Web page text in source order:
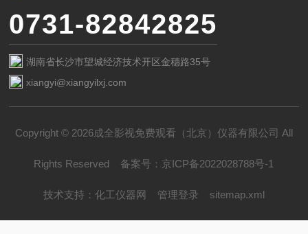
0731-82842825
湖南省长沙市望城经济技术开区金穗路35号
xiangyi@xiangyilxj.com
Copyright © 2026成全影视免费观看（北京）仪器有限公司 All
Rights Reserved 备案号： 京ICP备2022028788号-1
技术支持： 化工仪器网 管理登录 sitemap.xml